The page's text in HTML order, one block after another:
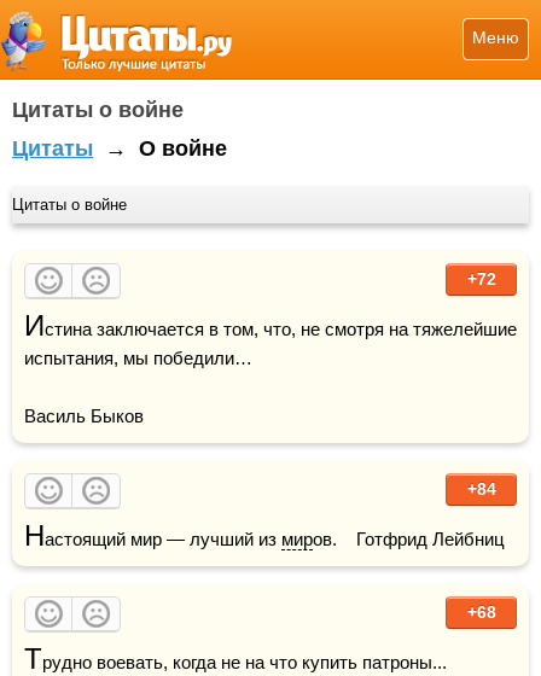
Меню
Цитаты о войне
Цитаты → О войне
Цитаты о войне
+72
Истина заключается в том, что, не смотря на тяжелейшие
испытания, мы победили…
Василь Быков
+84
Настоящий мир — лучший из миров.    Готфрид Лейбниц
+68
Трудно воевать, когда не на что купить патроны...